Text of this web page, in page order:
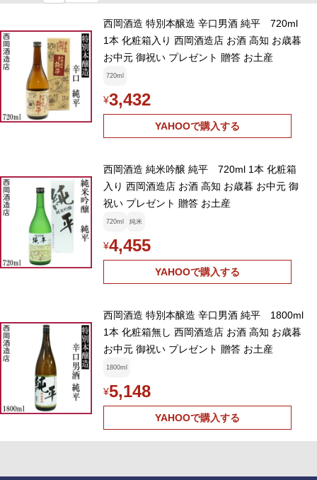
西岡酒造 特別本醸造 辛口男酒 純平 720ml
1本 化粧箱入り 西岡酒造店 お酒 高知 お歳暮
お中元 御祝い プレゼント 贈答 お土産
720ml
¥3,432
YAHOOで購入する
西岡酒造 純米吟醸 純平 720ml 1本 化粧箱
入り 西岡酒造店 お酒 高知 お歳暮 お中元 御
祝い プレゼント 贈答 お土産
720ml 純米
¥4,455
YAHOOで購入する
西岡酒造 特別本醸造 辛口男酒 純平 1800ml
1本 化粧箱無し 西岡酒造店 お酒 高知 お歳暮
お中元 御祝い プレゼント 贈答 お土産
1800ml
¥5,148
YAHOOで購入する